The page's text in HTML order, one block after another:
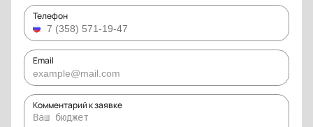
Телефон
Email
Комментарий к заявке